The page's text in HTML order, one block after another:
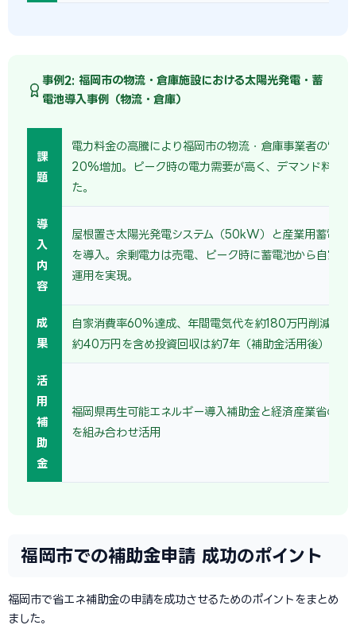
事例2: 福岡市の物流・倉庫施設における太陽光発電・蓄
電池導入事例（物流・倉庫）
課
題
電力料金の高騰により福岡市の物流・倉庫事業者の電気
20%増加。ピーク時の電力需要が高く、デマンド料金
た。
導
入
内
容
屋根置き太陽光発電システム（50kW）と産業用蓄電
を導入。余剰電力は売電、ピーク時に蓄電池から自家消
運用を実現。
成
果
自家消費率60%達成、年間電気代を約180万円削減。売
約40万円を含め投資回収は約7年（補助金活用後）。
活
用
補
助
金
福岡県再生可能エネルギー導入補助金と経済産業省の省
を組み合わせ活用
福岡市での補助金申請 成功のポイント
福岡市で省エネ補助金の申請を成功させるためのポイントをまとめ
ました。